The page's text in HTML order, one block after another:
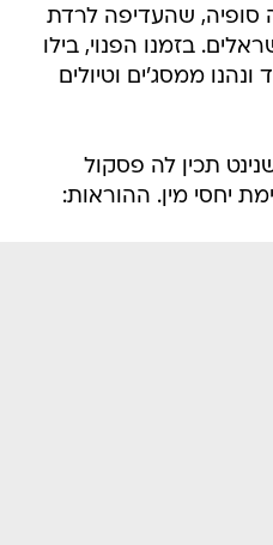
סופיה, שהעדיפה לרדת
בזמנו הפנוי, בילו
ממסג'ים וטיולים
תכין לה פסקול
יחסי מין. ההוראות: